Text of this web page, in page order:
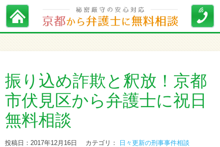
振り込め詐欺と釈放！京都
市伏見区から弁護士に祝日
無料相談
投稿日：2017年12月16日 カテゴリ： 日々更新の刑事事件相談